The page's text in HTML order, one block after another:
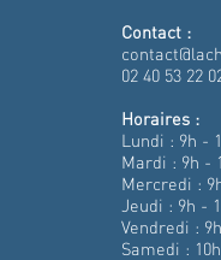
Contact :
02 40 53 22
Horaires :
Lundi : 9h -
Mardi : 9h -
Mercredi :
Jeudi : 9h -
Vendredi :
Samedi :